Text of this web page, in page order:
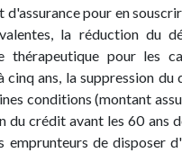
pour en
la réduction du
thérapeutique pour les
cinq ans, la suppression du
conditions (montant
du crédit avant les 60 ans
emprunteurs de disposer